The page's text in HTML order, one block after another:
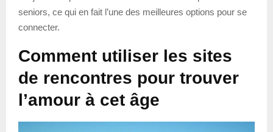
seniors, ce qui en fait l’une des meilleures options pour se
connecter.
Comment utiliser les sites
de rencontres pour trouver
l’amour à cet âge